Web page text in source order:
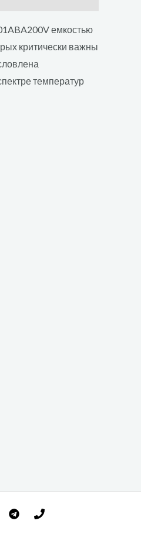
емкостью
критически важны
температур